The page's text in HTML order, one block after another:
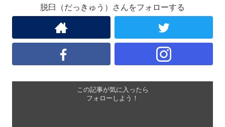
脱臼（だっきゅう）さんをフォローする
この記事が気に入ったら
フォローしよう！